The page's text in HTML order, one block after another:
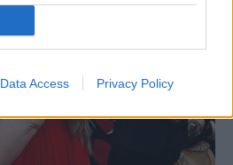
Data Access Privacy Policy